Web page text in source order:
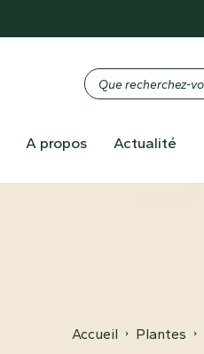
A propos Actualité
Accueil Plantes